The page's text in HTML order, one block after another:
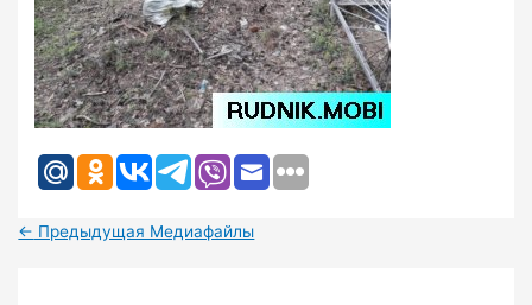
← Предыдущая Медиафайлы